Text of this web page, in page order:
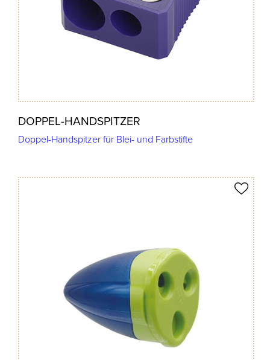
DOPPEL-HANDSPITZER
Doppel-Handspitzer für Blei- und Farbstifte